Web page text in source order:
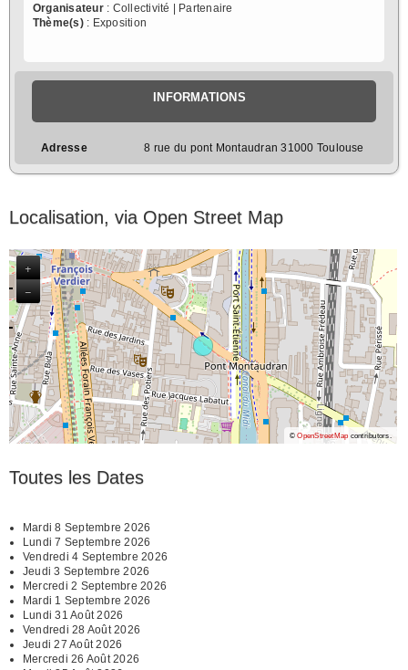
Organisateur: Collectivité | Partenaire
Thème(s): Exposition
INFORMATIONS
Adresse 8 rue du pont Montaudran 31000 Toulouse
Localisation, via Open Street Map
+
−
©OpenStreetMap contributors.
Toutes les Dates
Mardi 8 Septembre 2026
Lundi 7 Septembre 2026
Vendredi 4 Septembre 2026
Jeudi 3 Septembre 2026
Mercredi 2 Septembre 2026
Mardi 1 Septembre 2026
Lundi 31 Août 2026
Vendredi 28 Août 2026
Jeudi 27 Août 2026
Mercredi 26 Août 2026